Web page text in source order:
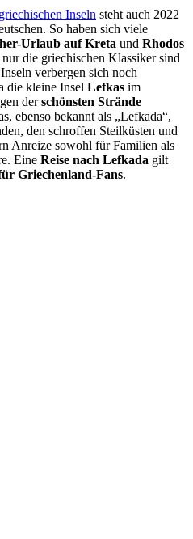
Inseln steht auch 2022
So haben sich viele
Urlaub auf Kreta und Rhodos
die griechischen Klassiker sind
verbergen sich noch
die kleine Insel Lefkas im
derschönsten Strände
ebenso bekannt als „Lefkada“,
den schroffen Steilküsten und
Anreize sowohl für Familien als
Eine Reise nach Lefkada gilt
Griechenland-Fans.